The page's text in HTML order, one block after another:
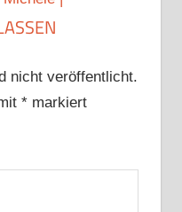
nicht veröffentlicht.
*markiert